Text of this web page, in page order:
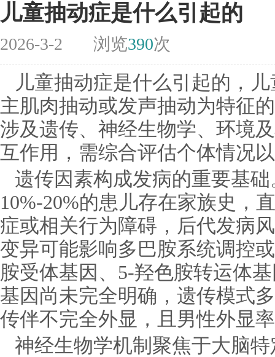
儿童抽动症是什么引起的
2026-3-2 浏览390次
儿童抽动症是什么引起的，
主肌肉抽动或发声抽动为特征
涉及遗传、神经生物学、环境
互作用，需综合评估个体情况
遗传因素构成发病的重要基
10%-20%的患儿存在家族史，
症或相关行为障碍，后代发病
变异可能影响多巴胺系统调控
胺受体基因、5-羟色胺转运体
基因尚未完全明确，遗传模式
传伴不完全外显，且男性外显
神经生物学机制聚焦于大脑